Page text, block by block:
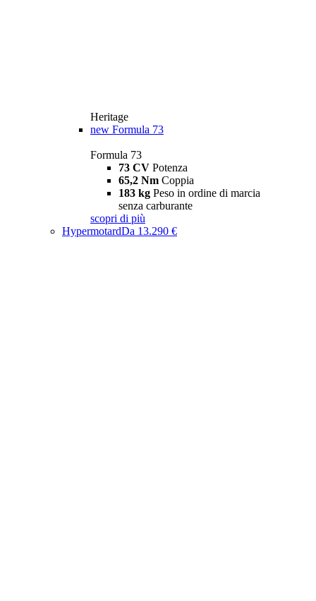
Heritage
new Formula 73
Formula 73
73 CV Potenza
65,2 Nm Coppia
183 kg Peso in ordine di marcia
senza carburante
scopri di più
HypermotardDa 13.290 €